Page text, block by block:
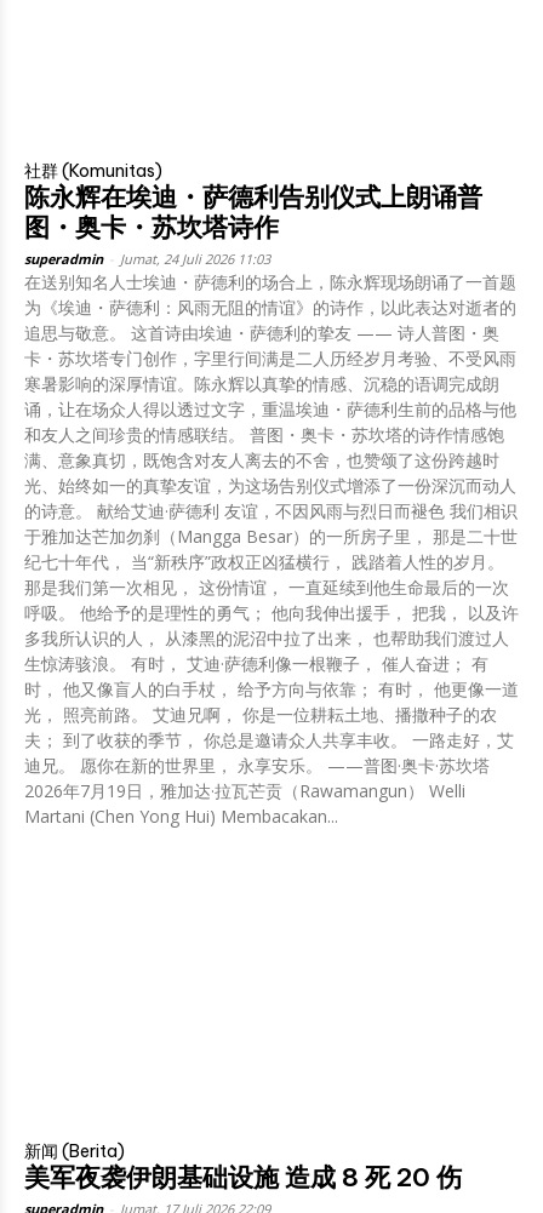
社群 (Komunitas)
陈永辉在埃迪・萨德利告别仪式上朗诵普
图・奥卡・苏坎塔诗作
superadmin Jumat, 24 Juli 2026 11:03
在送别知名人士埃迪・萨德利的场合上，陈永辉现场朗诵了一首题
为《埃迪・萨德利：风雨无阻的情谊》的诗作，以此表达对逝者的
追思与敬意。 这首诗由埃迪・萨德利的挚友 —— 诗人普图・奥
卡・苏坎塔专门创作，字里行间满是二人历经岁月考验、不受风雨
寒暑影响的深厚情谊。陈永辉以真挚的情感、沉稳的语调完成朗
诵，让在场众人得以透过文字，重温埃迪・萨德利生前的品格与他
和友人之间珍贵的情感联结。 普图・奥卡・苏坎塔的诗作情感饱
满、意象真切，既饱含对友人离去的不舍，也赞颂了这份跨越时
光、始终如一的真挚友谊，为这场告别仪式增添了一份深沉而动人
的诗意。 献给艾迪·萨德利 友谊，不因风雨与烈日而褪色 我们相识
于雅加达芒加勿刹（Mangga Besar）的一所房子里， 那是二十世
纪七十年代， 当“新秩序”政权正凶猛横行， 践踏着人性的岁月。
那是我们第一次相见， 这份情谊， 一直延续到他生命最后的一次
呼吸。 他给予的是理性的勇气； 他向我伸出援手， 把我， 以及许
多我所认识的人， 从漆黑的泥沼中拉了出来， 也帮助我们渡过人
生惊涛骇浪。 有时， 艾迪·萨德利像一根鞭子， 催人奋进； 有
时， 他又像盲人的白手杖， 给予方向与依靠； 有时， 他更像一道
光， 照亮前路。 艾迪兄啊， 你是一位耕耘土地、播撒种子的农
夫； 到了收获的季节， 你总是邀请众人共享丰收。 一路走好，艾
迪兄。 愿你在新的世界里， 永享安乐。 ——普图·奥卡·苏坎塔
2026年7月19日，雅加达·拉瓦芒贡（Rawamangun） Welli
Martani (Chen Yong Hui) Membacakan...
新闻 (Berita)
美军夜袭伊朗基础设施 造成 8 死 20 伤
superadmin Jumat, 17 Juli 2026 22:09